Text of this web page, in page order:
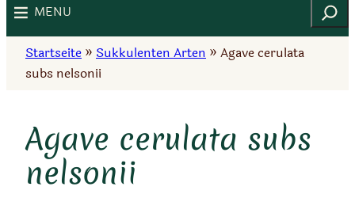
MENU Suchen
Startseite » Sukkulenten Arten » Agave cerulata
subs nelsonii
Agave cerulata subs
nelsonii